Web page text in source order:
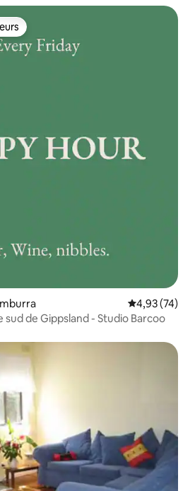
Évaluation
4,93 (74)
sud de Gippsland - Studio Barcoo